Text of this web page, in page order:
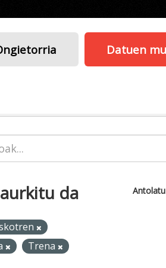
Datuen
da
Trena